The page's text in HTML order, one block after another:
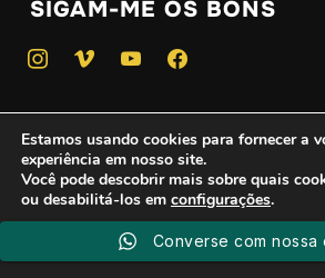
SIGAM-ME OS BONS
instagramvimeo youtubefacebook
Copyright © 2025 — Todos os direitos
46.746.775/0001-01
WPZOOM
Estamos usando cookies para fornecer a
experiência em nosso site.
Você pode descobrir mais sobre quais
ou desabilitá-los em configurações.
Converse com nossa